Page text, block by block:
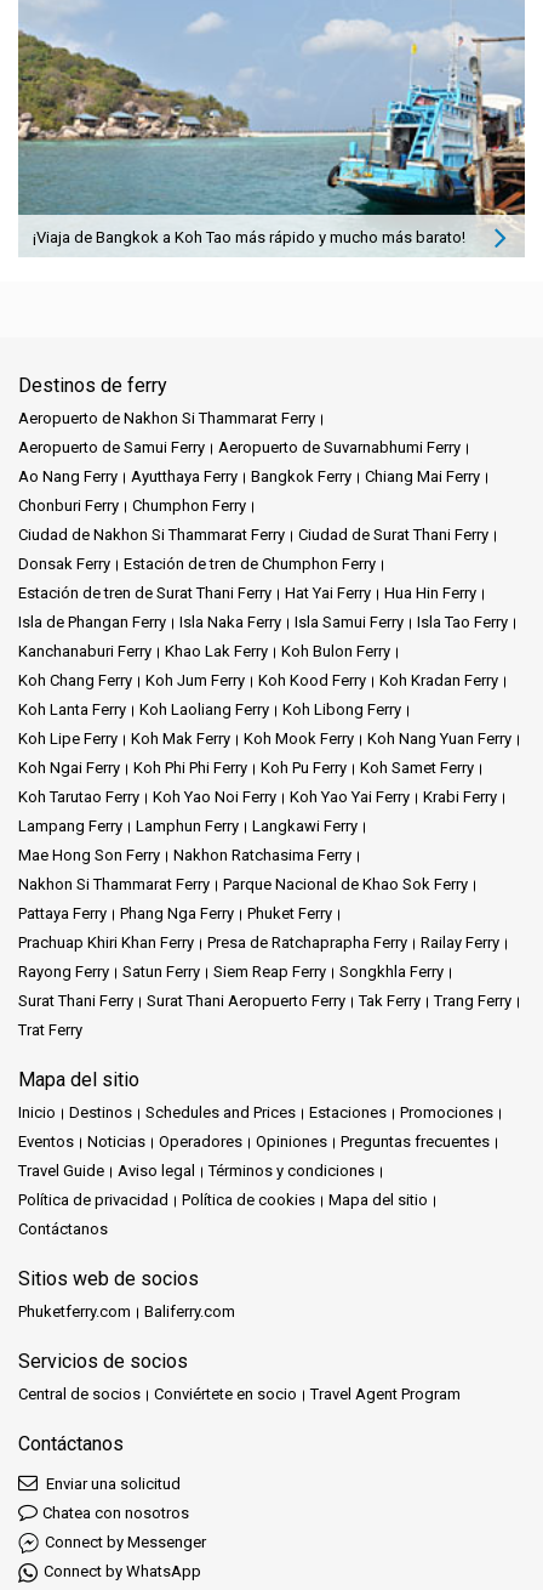
¡Viaja de Bangkok a Koh Tao más rápido y mucho más barato!
Destinos de ferry
Aeropuerto de Nakhon Si Thammarat Ferry
Aeropuerto de Samui Ferry
Aeropuerto de Suvarnabhumi Ferry
Ao Nang Ferry
Ayutthaya Ferry Bangkok Ferry
Chiang Mai Ferry
Chonburi Ferry
Chumphon Ferry
Ciudad de Nakhon Si Thammarat Ferry
Ciudad de Surat Thani Ferry
Donsak Ferry
Estación de tren de Chumphon Ferry
Estación de tren de Surat Thani Ferry
Hat Yai Ferry
Hua Hin Ferry
Isla de Phangan Ferry
Isla Naka Ferry Isla Samui Ferry
Isla Tao Ferry
Kanchanaburi Ferry
Khao Lak Ferry
Koh Bulon Ferry
Koh Chang Ferry
Koh Jum Ferry Koh Kood Ferry
Koh Kradan Ferry
Koh Lanta Ferry
Koh Laoliang Ferry
Koh Libong Ferry
Koh Lipe Ferry
Koh Mak Ferry Koh Mook Ferry
Koh Nang Yuan Ferry
Koh Ngai Ferry
Koh Phi Phi Ferry Koh Pu Ferry
Koh Samet Ferry
Koh Tarutao Ferry
Koh Yao Noi Ferry Koh Yao Yai Ferry
Krabi Ferry
Lampang Ferry
Lamphun Ferry
Langkawi Ferry
Mae Hong Son Ferry
Nakhon Ratchasima Ferry
Nakhon Si Thammarat Ferry
Parque Nacional de Khao Sok Ferry
Pattaya Ferry
Phang Nga Ferry
Phuket Ferry
Prachuap Khiri Khan Ferry
Presa de Ratchaprapha Ferry
Railay Ferry
Rayong Ferry
Satun Ferry Siem Reap Ferry
Songkhla Ferry
Surat Thani Ferry
Surat Thani Aeropuerto Ferry Tak Ferry
Trang Ferry
Trat Ferry
Mapa del sitio
Inicio Destinos Schedules and Prices Estaciones
Promociones
Eventos
Noticias Operadores Opiniones
Preguntas frecuentes
Travel Guide
Aviso legal
Términos y condiciones
Política de privacidad
Política de cookies
Mapa del sitio
Contáctanos
Sitios web de socios
Phuketferry.com Baliferry.com
Servicios de socios
Central de socios Conviértete en socio Travel Agent Program
Contáctanos
Enviar una solicitud
Chatea con nosotros
Connect by Messenger
Connect by WhatsApp